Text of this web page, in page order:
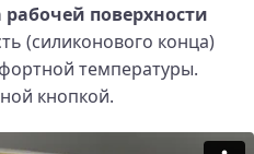
поверхности
(силиконового конца)
температуры.
кнопкой.